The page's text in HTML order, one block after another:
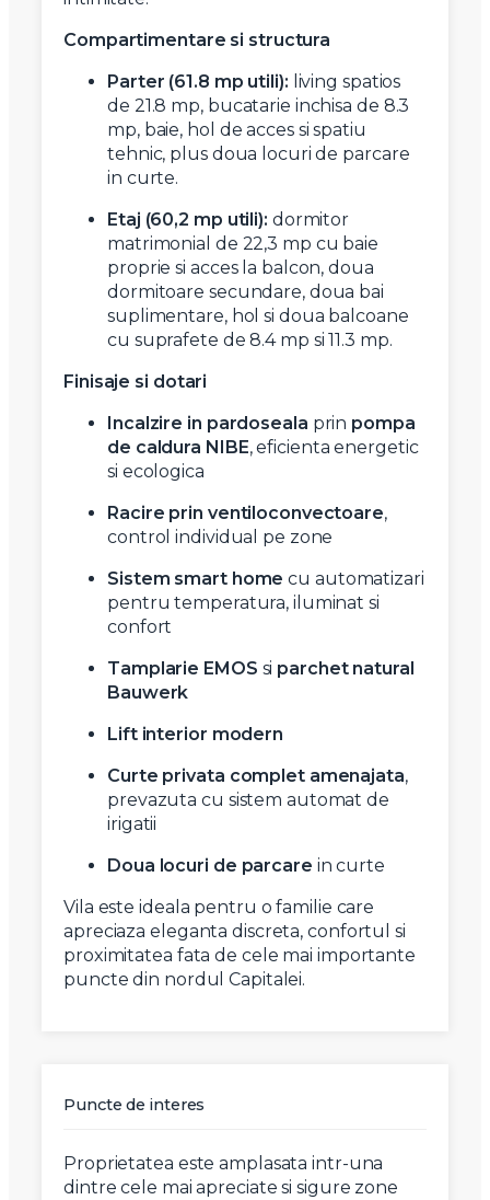
Compartimentare si structura
Parter (61.8 mp utili): living spatios
de 21.8 mp, bucatarie inchisa de 8.3
mp, baie, hol de acces si spatiu
tehnic, plus doua locuri de parcare
in curte.
Etaj (60,2 mp utili): dormitor
matrimonial de 22,3 mp cu baie
proprie si acces la balcon, doua
dormitoare secundare, doua bai
suplimentare, hol si doua balcoane
cu suprafete de 8.4 mp si 11.3 mp.
Finisaje si dotari
Incalzire in pardoseala prin pompa
de caldura NIBE, eficienta energetic
si ecologica
Racire prin ventiloconvectoare,
control individual pe zone
Sistem smart home cu automatizari
pentru temperatura, iluminat si
confort
Tamplarie EMOS si parchet natural
Bauwerk
Lift interior modern
Curte privata complet amenajata,
prevazuta cu sistem automat de
irigatii
Doua locuri de parcare in curte
Vila este ideala pentru o familie care
apreciaza eleganta discreta, confortul si
proximitatea fata de cele mai importante
puncte din nordul Capitalei.
Puncte de interes
Proprietatea este amplasata intr-una
dintre cele mai apreciate si sigure zone